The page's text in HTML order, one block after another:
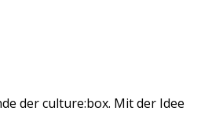
der culture:box. Mit der Idee